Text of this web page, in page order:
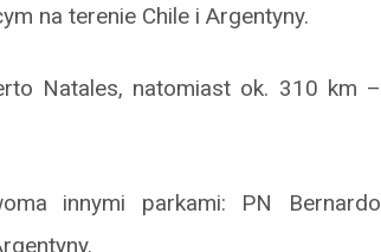
na terenie Chile i Argentyny.
Natales, natomiast ok. 310 km –
innymi parkami: PN Bernardo